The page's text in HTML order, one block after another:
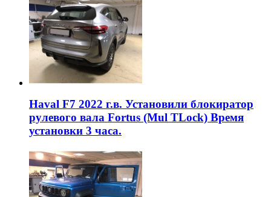
Haval F7 2022 г.в. Установили блокиратор
рулевого вала Fortus (Mul TLock) Время
установки 3 часа.